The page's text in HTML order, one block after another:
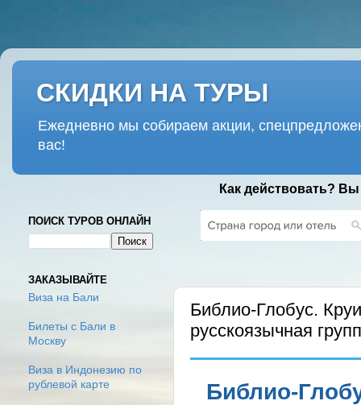
СКИДКИ НА ТУРЫ
Ежедневно мы собираем акции,
вас!
Как действовать?
Библио-Глобус.
русскоязычная
Библио-
ПОИСК ТУРОВ ОНЛАЙН
ЗАКАЗЫВАЙТЕ
Виза на Бали
Билеты с Бали в
Москву
Виза в Индонезию по
рублевой карте